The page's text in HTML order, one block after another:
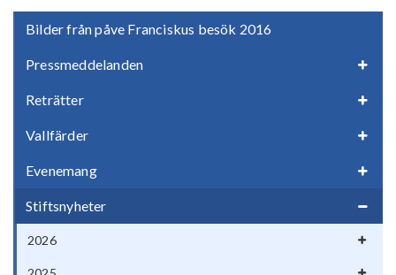
Bilder från påve Franciskus besök 2016
Pressmeddelanden
Reträtter
Vallfärder
Evenemang
Stiftsnyheter
2026